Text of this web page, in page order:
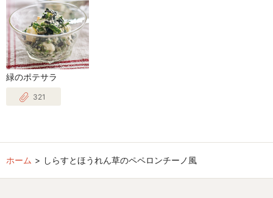
緑のポテサラ
321
ホーム しらすとほうれん草のペペロンチーノ風